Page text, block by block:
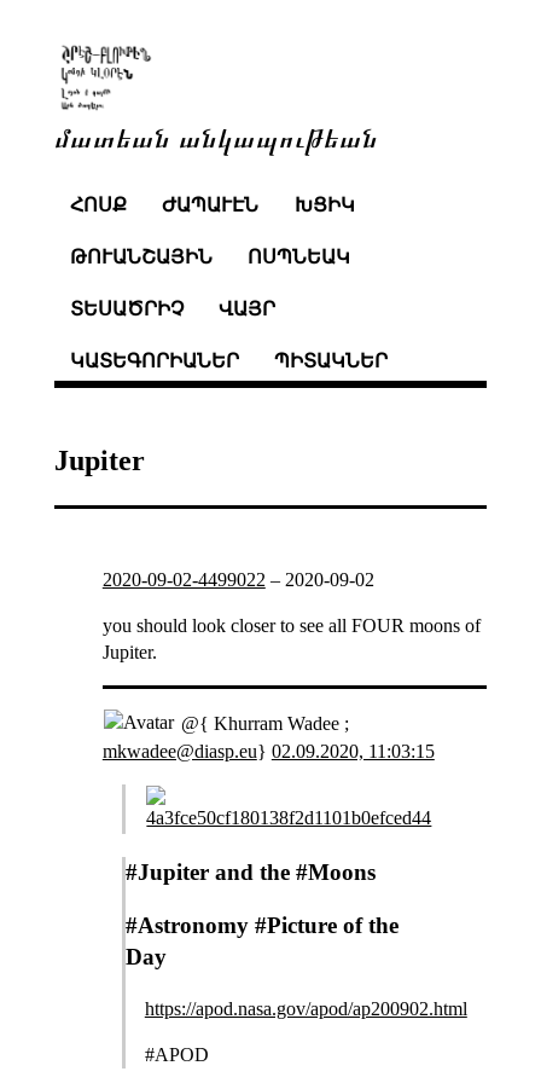
մատեան անկապութեան
ՀՈՍՔ ԺԱՊԱՒԷՆ ԽՑԻԿ
ԹՈՒԱՆՇԱՅԻՆ ՈՍՊՆԵԱԿ
ՏԵՍԱԾՐԻՉ ՎԱՅՐ
ԿԱՏԵԳՈՐԻԱՆԵՐ ՊԻՏԱԿՆԵՐ
Jupiter
2020-09-02-4499022 – 2020-09-02
you should look closer to see all FOUR moons of
Jupiter.
@{ Khurram Wadee ;
mkwadee@diasp.eu} 02.09.2020, 11:03:15
#Jupiter and the #Moons
#Astronomy #Picture of the
Day
https://apod.nasa.gov/apod/ap200902.html
#APOD